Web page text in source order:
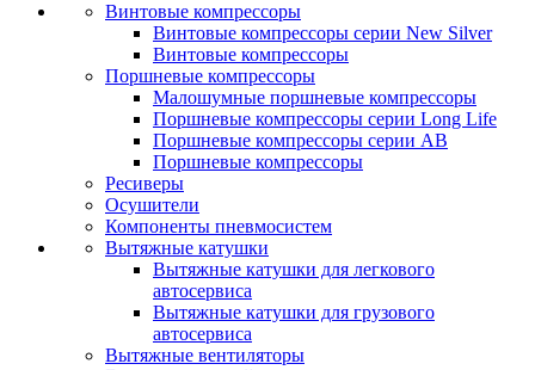
Винтовые компрессоры
Винтовые компрессоры серии New Silver
Винтовые компрессоры
Поршневые компрессоры
Малошумные поршневые компрессоры
Поршневые компрессоры серии Long Life
Поршневые компрессоры серии AB
Поршневые компрессоры
Ресиверы
Осушители
Компоненты пневмосистем
Вытяжные катушки
Вытяжные катушки для легкового
автосервиса
Вытяжные катушки для грузового
автосервиса
Вытяжные вентиляторы